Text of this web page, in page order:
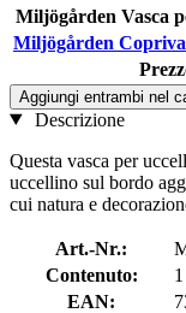
Miljögården Vasca
Miljögården
Aggiungi entrambi nel
Descrizione
Questa vasca per
uccellino sul bordo
cui natura e
Art.-Nr.:
Contenuto:
EAN: